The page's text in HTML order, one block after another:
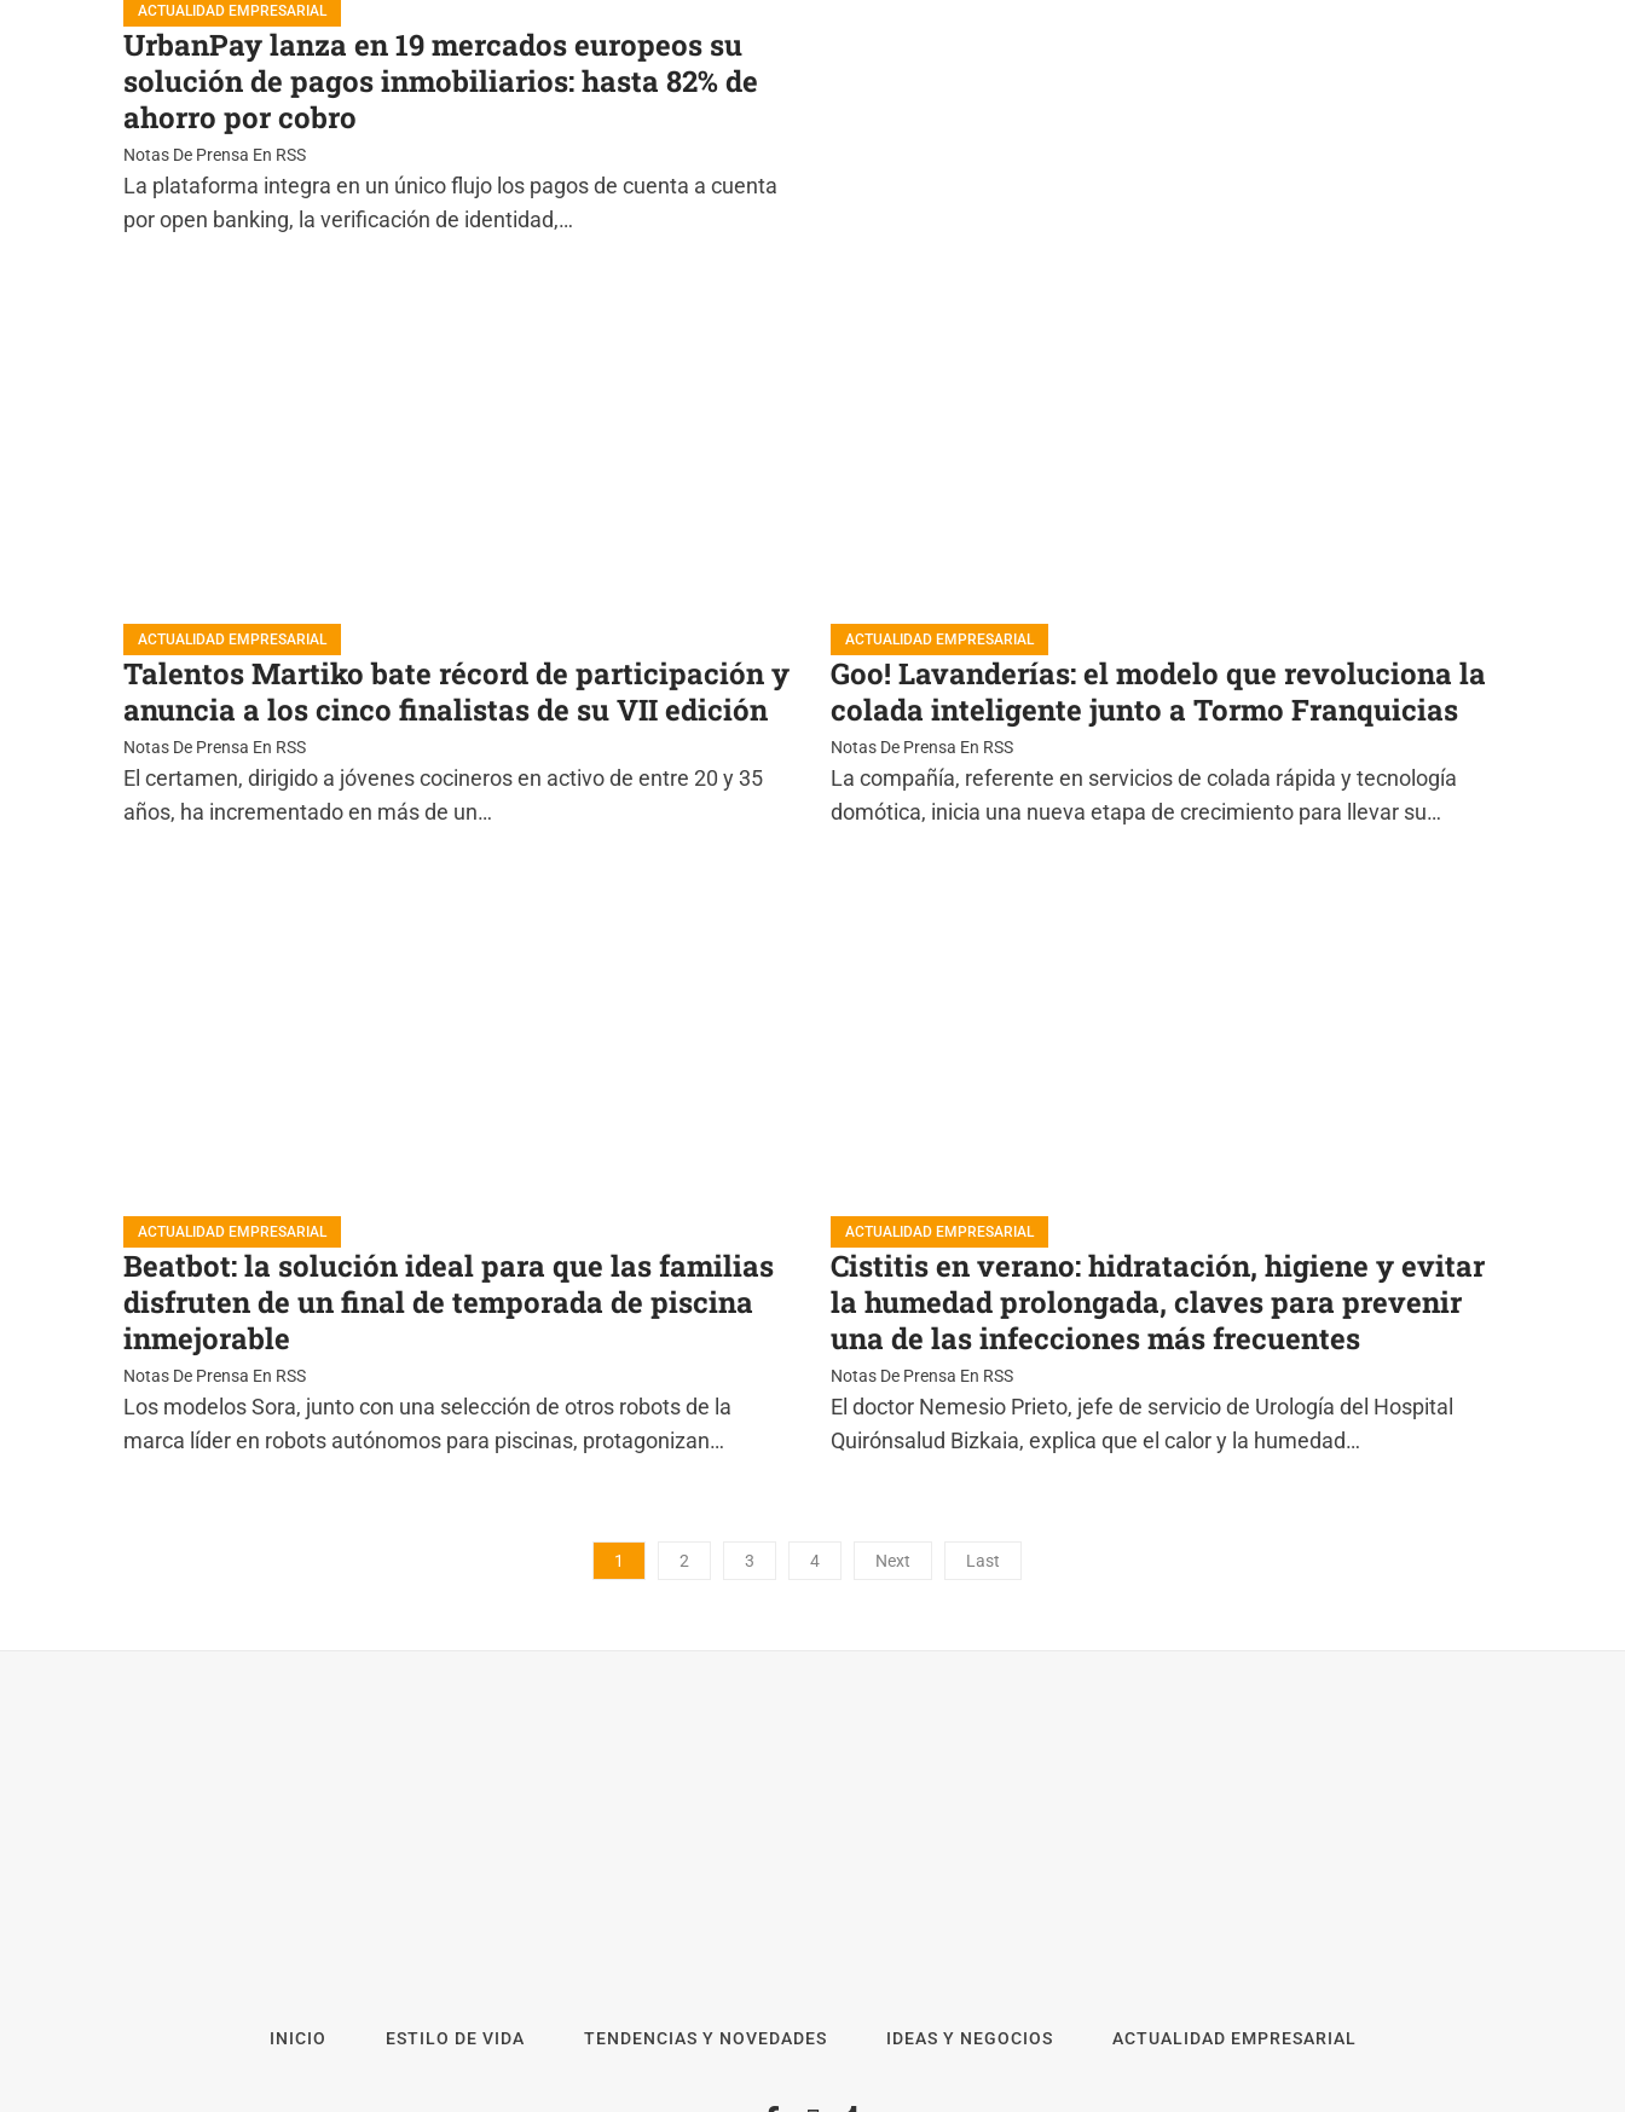
ACTUALIDAD EMPRESARIAL
UrbanPay lanza en 19 mercados europeos su
solución de pagos inmobiliarios: hasta 82% de
ahorro por cobro
Notas De Prensa En RSS
La plataforma integra en un único flujo los pagos de cuenta a cuenta
por open banking, la verificación de identidad,…
ACTUALIDAD EMPRESARIAL
Talentos Martiko bate récord de participación y
anuncia a los cinco finalistas de su VII edición
Notas De Prensa En RSS
El certamen, dirigido a jóvenes cocineros en activo de entre 20 y 35
años, ha incrementado en más de un…
ACTUALIDAD EMPRESARIAL
Goo! Lavanderías: el modelo que revoluciona la
colada inteligente junto a Tormo Franquicias
Notas De Prensa En RSS
La compañía, referente en servicios de colada rápida y tecnología
domótica, inicia una nueva etapa de crecimiento para llevar su…
ACTUALIDAD EMPRESARIAL
Beatbot: la solución ideal para que las familias
disfruten de un final de temporada de piscina
inmejorable
Notas De Prensa En RSS
Los modelos Sora, junto con una selección de otros robots de la
marca líder en robots autónomos para piscinas, protagonizan…
ACTUALIDAD EMPRESARIAL
Cistitis en verano: hidratación, higiene y evitar
la humedad prolongada, claves para prevenir
una de las infecciones más frecuentes
Notas De Prensa En RSS
El doctor Nemesio Prieto, jefe de servicio de Urología del Hospital
Quirónsalud Bizkaia, explica que el calor y la humedad…
1 2 3 4 Next Last
INICIO ESTILO DE VIDA TENDENCIAS Y NOVEDADES IDEAS Y NEGOCIOS ACTUALIDAD EMPRESARIAL